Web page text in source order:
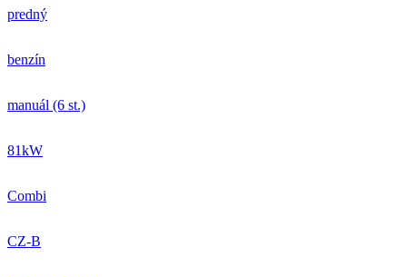
predný
benzín
manuál (6 st.)
81kW
Combi
CZ-B